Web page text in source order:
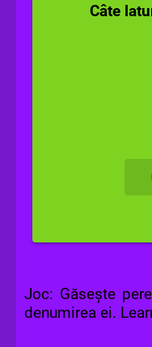
Scrie un
Câte
Joc: Găsește
denumirea ei.